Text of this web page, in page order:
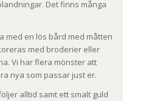
Det finns många
med en lös bård med måtten
med broderier eller
Vi har flera mönster att
nya som passar just er.
alltid samt ett smalt guld